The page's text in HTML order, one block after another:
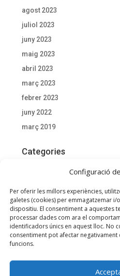
Configuració
Per oferir les millors experiències,
galetes (cookies) per emmagatzemar
dispositiu. El consentiment a aquestes
processar dades com ara el
identificadors únics en aquest lloc. No
consentiment pot afectar negativament
funcions.
agost 2023
juliol 2023
juny 2023
maig 2023
abril 2023
març 2023
febrer 2023
juny 2022
març 2019
Categories
General
Meta
Entra